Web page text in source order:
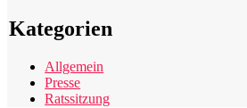
Kategorien
Allgemein
Presse
Ratssitzung